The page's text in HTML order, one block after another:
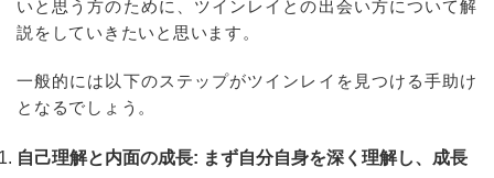
いと思う方のために、ツインレイとの出会い方について解
説をしていきたいと思います。
一般的には以下のステップがツインレイを見つける手助け
となるでしょう。
自己理解と内面の成長: まず自分自身を深く理解し、成長